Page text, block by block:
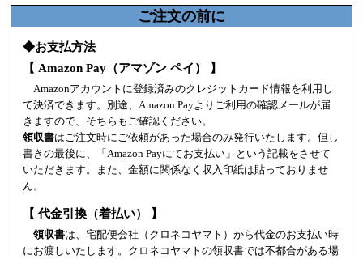
ご注文の前に
◆お支払方法
【 Amazon Pay（アマゾン ペイ） 】
Amazonアカウントに登録済みのクレジットカード情報を利用し
て決済できます。別途、Amazon Payよりご利用の確認メールが届
きますので、そちらもご確認ください。
領収書はご注文時にご依頼があった場合のみ発行いたします。但し
書きの最後に、「Amazon Payにてお支払い」という記載をさせて
いただきます。また、金額に関係なく収入印紙は貼っておりませ
ん。
【 代金引換（着払い） 】
領収書は、宅配便会社（クロネコヤマト）から代金のお支払い時
にお渡しいたします。クロネコヤマトの領収書では不都合がある場